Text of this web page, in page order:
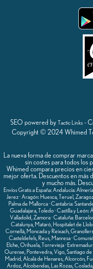
SEO powered by Tactic Links -
Copyright © 2024 Whimed
La nueva forma de comprar
sin costes para todos los
Whimed compara precios en
mejor oferta. Descuentos en más
y mucho más.
Envíos Gratis a España: Andalucía:
Jerez · Aragón: Huesca, Teruel,
Palma de Mallorca · Cantabria:
Guadalajara, Toledo · Castilla y León:
Valladolid, Zamora · Cataluña:
Catalunya, Mataró, Hospitalet de
Cornellá, Moncada y Reixach,
Casteldefels, Reus, Manresa ·
Elche, Orihuela, Torrevieja ·
Ourense, Pontevedra, Vigo, Santiago
Madrid, Alcalá de Henares, Alcorcón,
Ardoz, Alcobendas, Las Rozas,